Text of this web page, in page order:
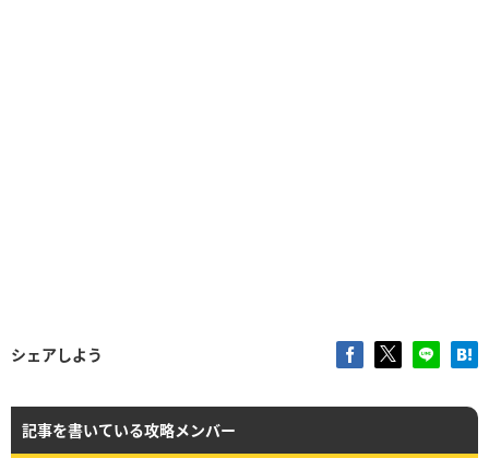
シェアしよう
記事を書いている攻略メンバー